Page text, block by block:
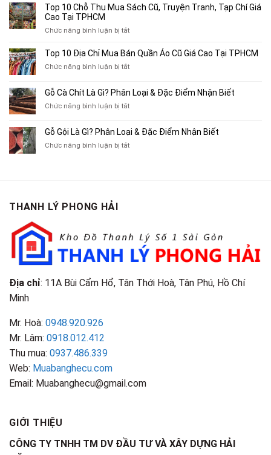
4
Bán
Xe
Cũ,
Xe
Cũ
TP.HCM
Top 10 Chỗ Thu Mua Sách Cũ, Truyện Tranh, Tạp Chí Giá
Cao Tại TPHCM
Chức năng bình luận bị tắtở
10
Thu
Sách
Tạp
Chí
Top 10 Địa Chỉ Mua Bán Quần Áo Cũ Giá Cao Tại TPHCM
Chức năng bình luận bị tắtở
Địa
Chỉ
Bán
Áo
Gỗ Cà Chít Là Gì? Phân Loại & Đặc Điểm Nhận Biết
Chức năng bình luận bị tắtở
Chít
Là
Gỗ Gội Là Gì? Phân Loại & Đặc Điểm Nhận Biết
Chức năng bình luận bị tắtở
Điểm
Nhận
Biết
THANH LÝ PHONG HẢI
Địa chỉ: 11A Bùi Cẩm Hổ, Tân Thới Hoà, Tân Phú, Hồ Chí
Minh
Mr. Hoà: 0948.920.926
Mr. Lâm: 0918.012.412
Thu mua: 0937.486.339
Web: Muabanghecu.com
Email: Muabanghecu@gmail.com
GIỚI THIỆU
CÔNG TY TNHH TM DV ĐẦU TƯ VÀ XÂY DỰNG HẢI